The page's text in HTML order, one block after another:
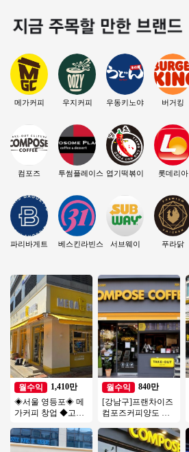
메가커피
컴포즈
파리바게트
우지커피
투썸플레이스
베스킨라빈스
우동키노야
엽기떡볶이
서브웨이
버거킹
롯데리아
푸라닭
월수익
1,410만
◈서울 영등포◈ 메
가커피 창업 ◆고수
창업/초보창업/여성
창업
월수익
840만
[강남구]프랜차이즈
컴포즈커피양도 월
성창업 / 소자본창업